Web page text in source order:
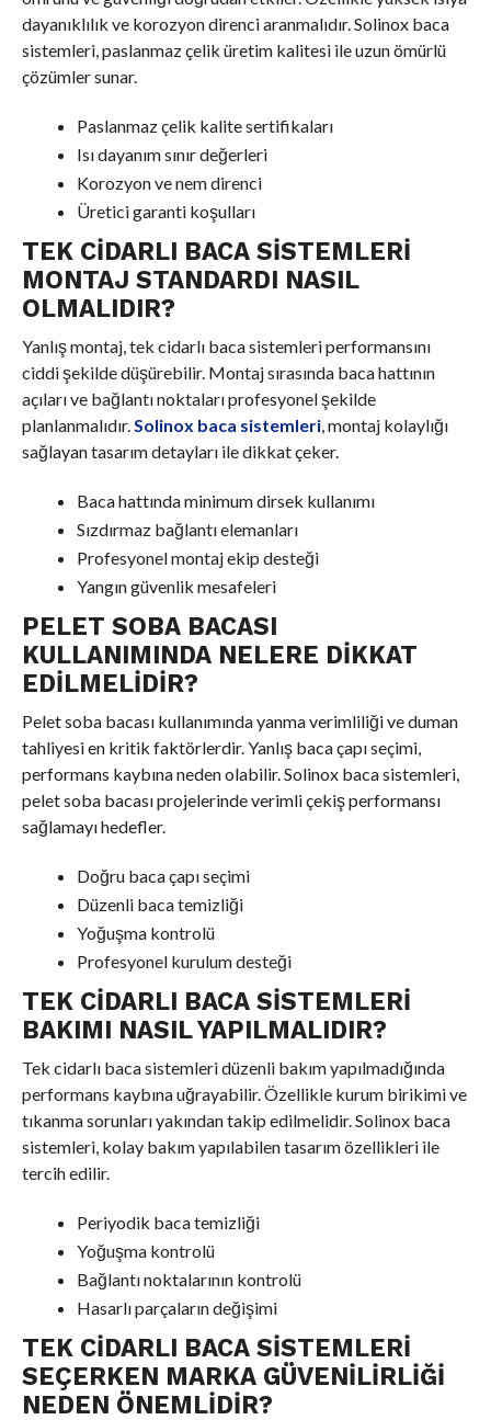
dayanıklılık ve korozyon direnci aranmalıdır. Solinox baca
sistemleri, paslanmaz çelik üretim kalitesi ile uzun ömürlü
çözümler sunar.
Paslanmaz çelik kalite sertifikaları
Isı dayanım sınır değerleri
Korozyon ve nem direnci
Üretici garanti koşulları
TEK CIDARLI BACA SISTEMLERI
MONTAJ STANDARDI NASIL
OLMALIDIR?
Yanlış montaj, tek cidarlı baca sistemleri performansını
ciddi şekilde düşürebilir. Montaj sırasında baca hattının
açıları ve bağlantı noktaları profesyonel şekilde
planlanmalıdır.Solinox baca sistemleri, montaj kolaylığı
sağlayan tasarım detayları ile dikkat çeker.
Baca hattında minimum dirsek kullanımı
Sızdırmaz bağlantı elemanları
Profesyonel montaj ekip desteği
Yangın güvenlik mesafeleri
PELET SOBA BACASI
KULLANIMINDA NELERE DIKKAT
EDILMELIDIR?
Pelet soba bacası kullanımında yanma verimliliği ve duman
tahliyesi en kritik faktörlerdir. Yanlış baca çapı seçimi,
performans kaybına neden olabilir. Solinox baca sistemleri,
pelet soba bacası projelerinde verimli çekiş performansı
sağlamayı hedefler.
Doğru baca çapı seçimi
Düzenli baca temizliği
Yoğuşma kontrolü
Profesyonel kurulum desteği
TEK CIDARLI BACA SISTEMLERI
BAKIMI NASIL YAPILMALIDIR?
Tek cidarlı baca sistemleri düzenli bakım yapılmadığında
performans kaybına uğrayabilir. Özellikle kurum birikimi ve
tıkanma sorunları yakından takip edilmelidir. Solinox baca
sistemleri, kolay bakım yapılabilen tasarım özellikleri ile
tercih edilir.
Periyodik baca temizliği
Yoğuşma kontrolü
Bağlantı noktalarının kontrolü
Hasarlı parçaların değişimi
TEK CIDARLI BACA SISTEMLERI
SEÇERKEN MARKA GÜVENILIRLIĞI
NEDEN ÖNEMLIDIR?